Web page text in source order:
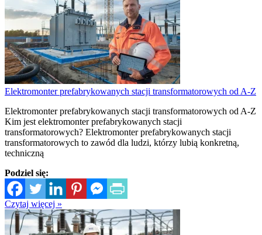
Elektromonter prefabrykowanych stacji transformatorowych od A-Z
Elektromonter prefabrykowanych stacji transformatorowych od A-Z
Kim jest elektromonter prefabrykowanych stacji
transformatorowych? Elektromonter prefabrykowanych stacji
transformatorowych to zawód dla ludzi, którzy lubią konkretną,
techniczną
Podziel się:
Czytaj więcej »